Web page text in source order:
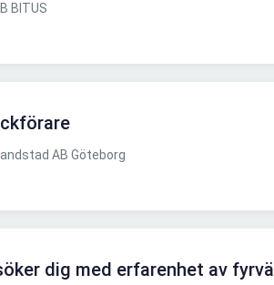
BITUS
AB Göteborg
dig med erfarenhet av